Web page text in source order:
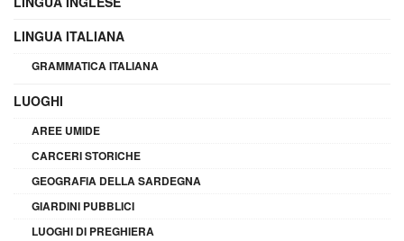
LINGUA ITALIANA
GRAMMATICA ITALIANA
LUOGHI
AREE UMIDE
CARCERI STORICHE
GEOGRAFIA DELLA SARDEGNA
GIARDINI PUBBLICI
LUOGHI DI PREGHIERA